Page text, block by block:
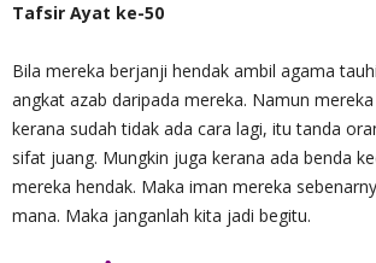
Tafsir Ayat ke-50
Bila mereka berjanji hendak ambil agama
angkat azab daripada mereka. Namun
kerana sudah tidak ada cara lagi, itu tanda
sifat juang. Mungkin juga kerana ada benda
mereka hendak. Maka iman mereka
mana. Maka janganlah kita jadi begitu.